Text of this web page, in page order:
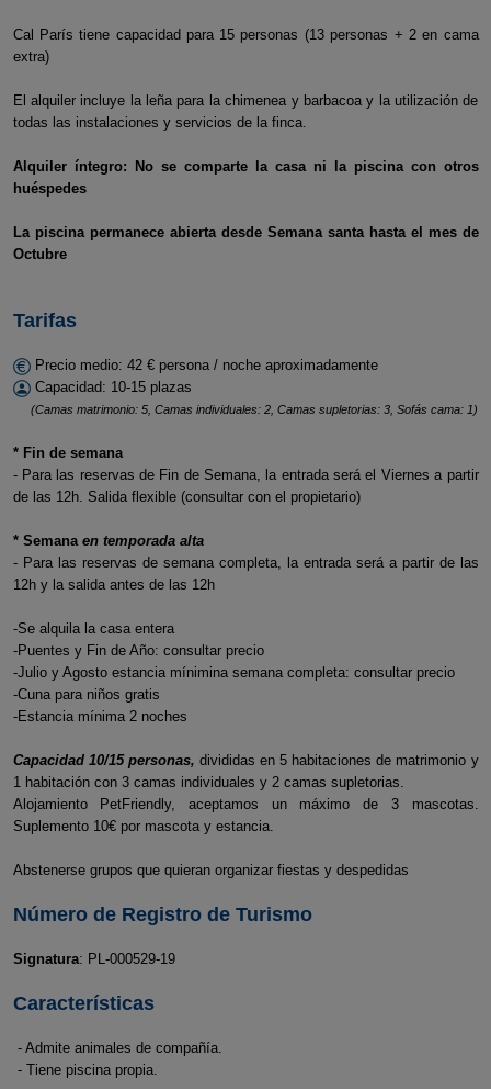
Cal París tiene capacidad para 15 personas (13 personas + 2 en cama
extra)
El alquiler incluye la leña para la chimenea y barbacoa y la utilización de
todas las instalaciones y servicios de la finca.
Alquiler íntegro: No se comparte la casa ni la piscina con otros
huéspedes
La piscina permanece abierta desde Semana santa hasta el mes de
Octubre
Tarifas
Precio medio: 42 € persona / noche aproximadamente
Capacidad: 10-15 plazas
(Camas matrimonio: 5, Camas individuales: 2, Camas supletorias: 3, Sofás cama: 1)
* Fin de semana
- Para las reservas de Fin de Semana, la entrada será el Viernes a partir
de las 12h. Salida flexible (consultar con el propietario)
* Semana en temporada alta
- Para las reservas de semana completa, la entrada será a partir de las
12h y la salida antes de las 12h
-Se alquila la casa entera
-Puentes y Fin de Año: consultar precio
-Julio y Agosto estancia mínimina semana completa: consultar precio
-Cuna para niños gratis
-Estancia mínima 2 noches
Capacidad 10/15 personas, divididas en 5 habitaciones de matrimonio y
1 habitación con 3 camas individuales y 2 camas supletorias.
Alojamiento PetFriendly, aceptamos un máximo de 3 mascotas.
Suplemento 10€ por mascota y estancia.
Abstenerse grupos que quieran organizar fiestas y despedidas
Número de Registro de Turismo
Signatura: PL-000529-19
Características
- Admite animales de compañía.
- Tiene piscina propia.